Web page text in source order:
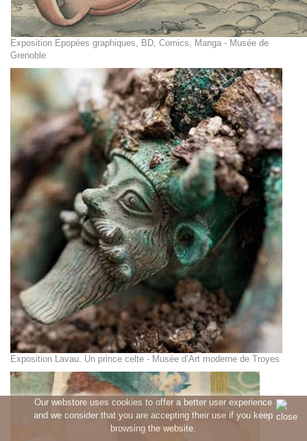
Our webstore uses cookies to offer a better user experience
and we consider that you are accepting their use if you keep
browsing the website.
Exposition Epopées graphiques, BD, Comics, Manga - Musée de
Grenoble
Exposition Lavau. Un prince celte - Musée d’Art moderne de Troyes